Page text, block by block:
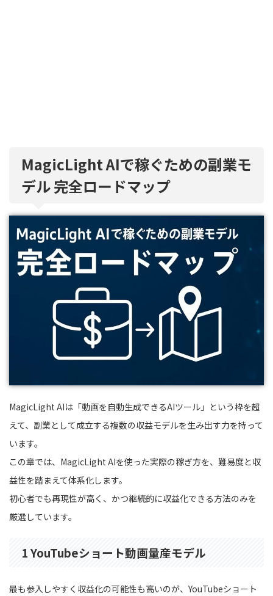
MagicLight AIで稼ぐための副業モ
デル 完全ロードマップ
MagicLight AIは「動画を自動生成できるAIツール」という枠を超
えて、副業として成立する複数の収益モデルを生み出す力を持って
います。
この章では、MagicLight AIを使った実際の稼ぎ方を、難易度と収
益性を踏まえて体系化します。
初心者でも再現性が高く、かつ継続的に収益化できる方法のみを
厳選しています。
1 YouTubeショート動画量産モデル
最も参入しやすく収益化の可能性も高いのが、YouTubeショート